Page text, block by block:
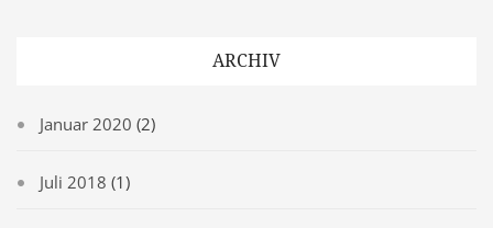
ARCHIV
Januar 2020 (2)
Juli 2018 (1)